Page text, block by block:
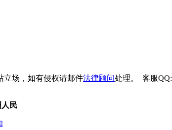
立场，如有侵权请邮件法律顾问处理。 客服QQ:
民